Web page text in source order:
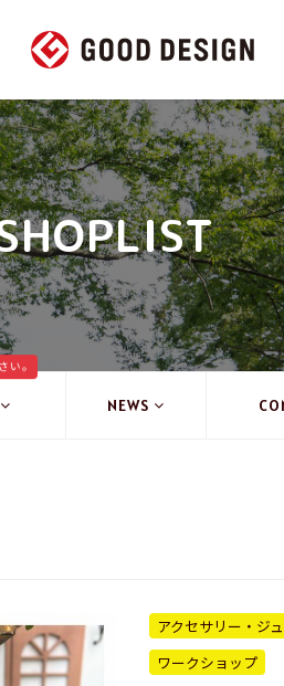
い。
NEWS
アクセサリー・ジ
ワークショップ